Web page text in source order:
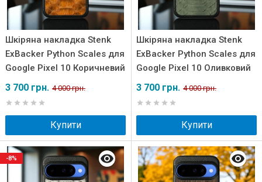
Шкіряна накладка Stenk
ExBacker Python Scales для
Google Pixel 10 Коричневий
3 700 грн. 4 000 грн.
Купити
Шкіряна накладка Stenk
ExBacker Python Scales для
Google Pixel 10 Оливковий
3 700 грн. 4 000 грн.
Купити
-8%